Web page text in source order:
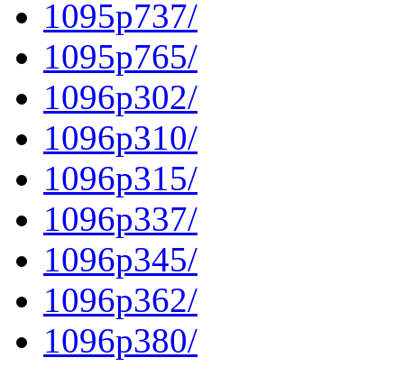
1095p737/
1095p765/
1096p302/
1096p310/
1096p315/
1096p337/
1096p345/
1096p362/
1096p380/